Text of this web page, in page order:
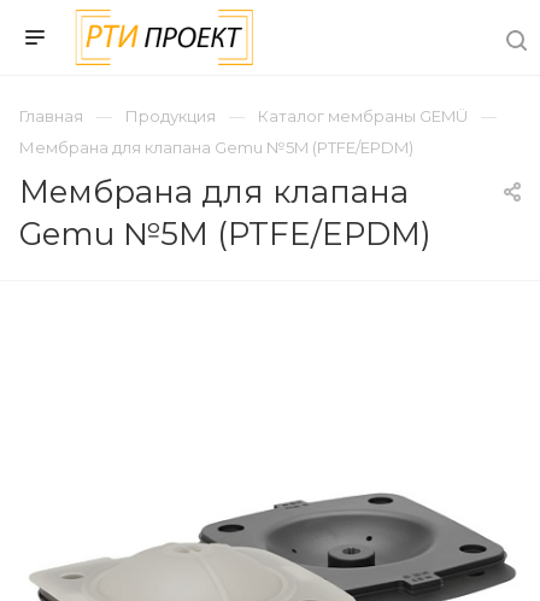
Главная Продукция
Каталог мембраны GEMÜ
Мембрана для клапана Gemu №5M (PTFE/EPDM)
Мембрана для клапана
Gemu №5M (PTFE/EPDM)